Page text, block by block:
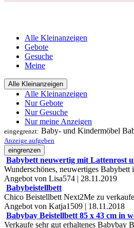
Alle Kleinanzeigen
Gebote
Gesuche
Meine
Alle Kleinanzeigen
Alle Kleinanzeigen
Nur Gebote
Nur Gesuche
Nur meine Anzeigen
eingegrenzt: Baby- und Kindermöbel
Anzeige aufgeben
eingrenzen
Babybett neuwertig mit Lattenrost
Wunderschönes, neuwertiges
Angebot von Lisa574 | 28.11.2019
Babybeistellbett
Chico Beistellbett Next2Me zu
Angebot von Katja1509 | 18.11.2018
Babybay Beistellbett 85 x 43 cm in
Verkaufe sehr gut erhaltenes Babybay